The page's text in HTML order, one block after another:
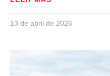
13 de abril de 2026